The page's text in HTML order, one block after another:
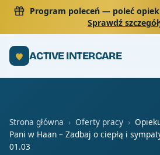
Program poleceń— poleć
Sprawdź
ACTIVE INTERCARE
Strona główna › Oferty pracy ›
Pani w Haan – Zadbaj o ciepłą i
01.03